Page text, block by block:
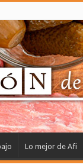
Lo mejor de Afi